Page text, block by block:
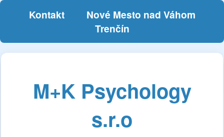
Kontakt
Nové Mesto nad Váhom
Trenčín
M+K Psychology
s.r.o